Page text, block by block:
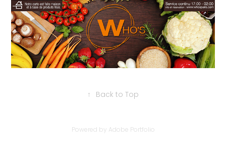
↑ Back to Top
Powered by Adobe Portfolio